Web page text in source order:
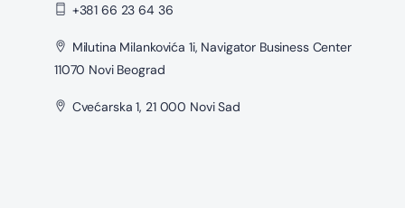
+381 66 23 64 36
Milutina Milankovića 1i, Navigator Business Center
11070 Novi Beograd
Cvećarska 1, 21 000 Novi Sad